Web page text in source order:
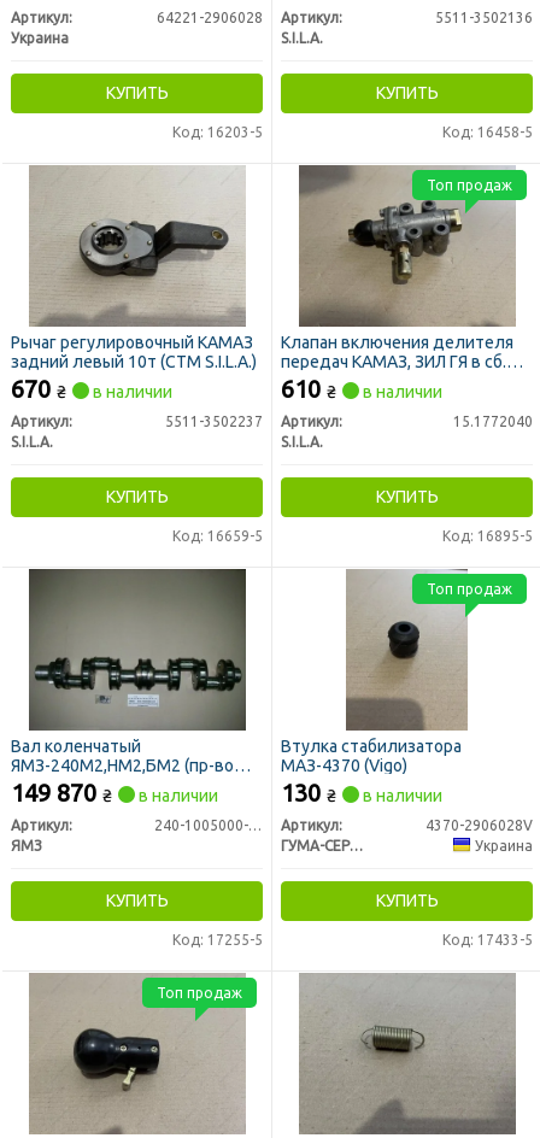
Артикул:
64221-2906028
Украина
КУПИТЬ
Код: 16203-5
Артикул:
5511-3502136
S.I.L.A.
КУПИТЬ
Код: 16458-5
Рычаг регулировочный КАМАЗ
задний левый 10т (СТМ S.I.L.A.)
670 ₴ в наличии
Артикул:
5511-3502237
S.I.L.A.
КУПИТЬ
Код: 16659-5
Клапан включения делителя
передач КАМАЗ, ЗИЛ ГЯ в сб.
(пр-во S.I.L.A. AC)
610 ₴ в наличии
Артикул:
15.1772040
S.I.L.A.
КУПИТЬ
Код: 16895-5
Топ продаж
Вал коленчатый
ЯМЗ-240М2,НМ2,БМ2 (пр-во
ЯМЗ)
149 870 ₴ в наличии
Артикул:
240-1005000-А2
ЯМЗ
КУПИТЬ
Код: 17255-5
Втулка стабилизатора
МАЗ-4370 (Vigo)
130 ₴ в наличии
Артикул:
4370-2906028V
ГУМА-СЕРВІС УКРАЇНА
Украина
КУПИТЬ
Код: 17433-5
Топ продаж
Топ продаж